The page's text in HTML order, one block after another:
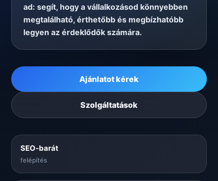
ad: segít, hogy a vállalkozásod könnyebben
megtalálható, érthetőbb és megbízhatóbb
legyen az érdeklődők számára.
Ajánlatot kérek
Szolgáltatások
SEO-barát
felépítés